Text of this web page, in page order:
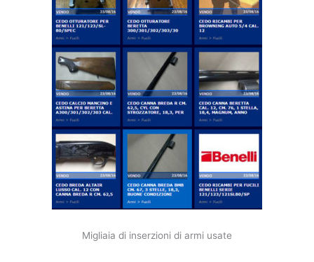
Migliaia di inserzioni di armi usate